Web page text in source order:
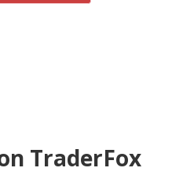
TraderFox